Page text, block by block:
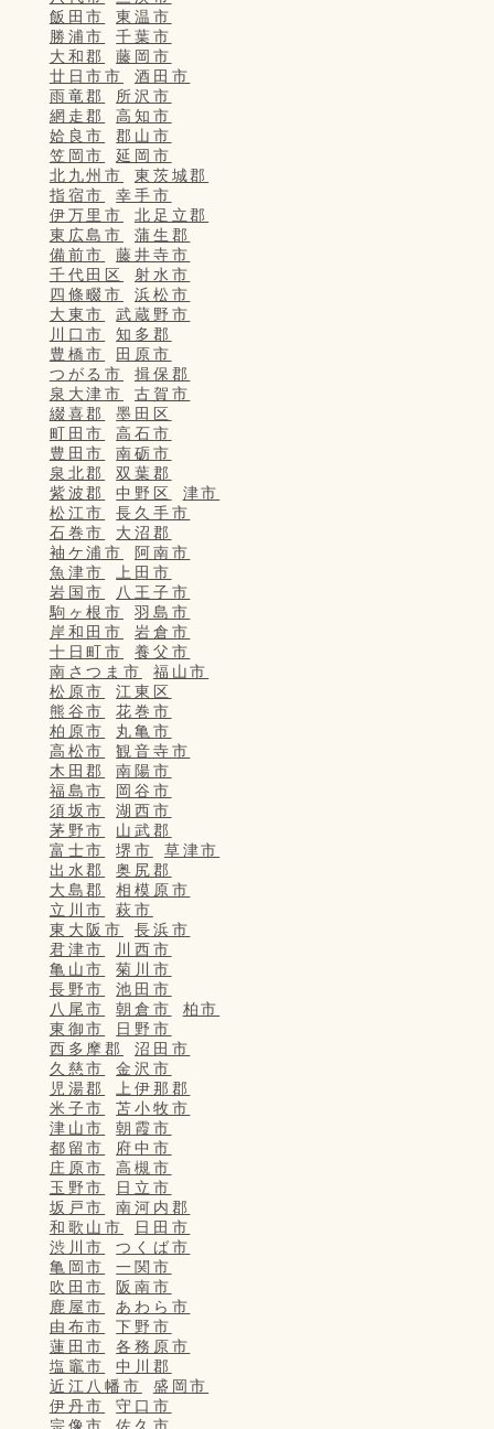
飯田市
東温市
勝浦市
千葉市
大和郡
藤岡市
廿日市市
酒田市
雨竜郡
所沢市
網走郡
高知市
姶良市
郡山市
笠岡市
延岡市
北九州市
東茨城郡
指宿市
幸手市
伊万里市
北足立郡
東広島市
蒲生郡
備前市
藤井寺市
千代田区
射水市
四條畷市
浜松市
大東市
武蔵野市
川口市
知多郡
豊橋市
田原市
つがる市
揖保郡
泉大津市
古賀市
綴喜郡
墨田区
町田市
高石市
豊田市
南砺市
泉北郡
双葉郡
紫波郡
中野区
津市
松江市
長久手市
石巻市
大沼郡
袖ケ浦市
阿南市
魚津市
上田市
岩国市
八王子市
駒ヶ根市
羽島市
岸和田市
岩倉市
十日町市
養父市
南さつま市
福山市
松原市
江東区
熊谷市
花巻市
柏原市
丸亀市
高松市
観音寺市
木田郡
南陽市
福島市
岡谷市
須坂市
湖西市
茅野市
山武郡
富士市
堺市
草津市
出水郡
奥尻郡
大島郡
相模原市
立川市
萩市
東大阪市
長浜市
君津市
川西市
亀山市
菊川市
長野市
池田市
八尾市
朝倉市
柏市
東御市
日野市
西多摩郡
沼田市
久慈市
金沢市
児湯郡
上伊那郡
米子市
苫小牧市
津山市
朝霞市
都留市
府中市
庄原市
高槻市
玉野市
日立市
坂戸市
南河内郡
和歌山市
日田市
渋川市
つくば市
亀岡市
一関市
吹田市
阪南市
鹿屋市
あわら市
由布市
下野市
蓮田市
各務原市
塩竈市
中川郡
近江八幡市
盛岡市
伊丹市
守口市
宗像市
佐久市